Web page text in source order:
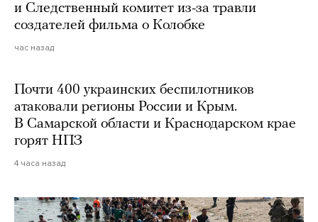
и Следственный комитет из-за травли
создателей фильма о Колобке
час назад
Почти 400 украинских беспилотников
атаковали регионы России и Крым.
В Самарской области и Краснодарском крае
горят НПЗ
4 часа назад